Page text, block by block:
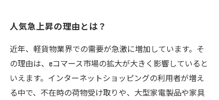
人気急上昇の理由とは？
近年、軽貨物業界での需要が急激に増加しています。そ
の理由は、eコマース市場の拡大が大きく影響していると
いえます。インターネットショッピングの利用者が増え
る中で、不在時の荷物受け取りや、大型家電製品や家具